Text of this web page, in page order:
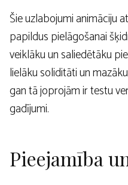
Šie uzlabojumi animāciju
papildus pielāgošanai
veiklāku un saliedētāku
lielāku soliditāti un
gan tā joprojām ir testu
gadījumi.
Pieejamība